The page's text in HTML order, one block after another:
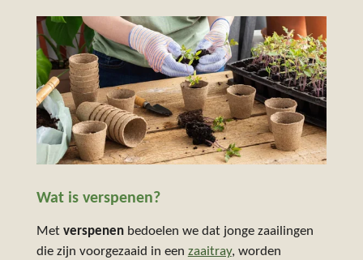
Wat is verspenen?
Met verspenen bedoelen we dat jonge zaailingen
die zijn voorgezaaid in een zaaitray, worden